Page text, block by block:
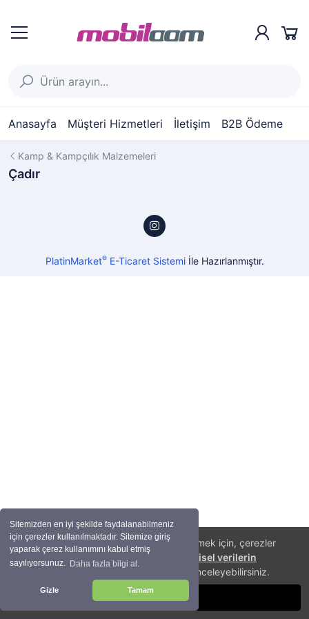
Sitemizden en iyi şekilde faydalanabilmeniz
için çerezler kullanılmaktadır. Sitemize giriş
yaparak çerez kullanımını kabul etmiş
sayılıyorsunuz. Daha fazla bilgi al.
Gizle Tamam
Anasayfa Müşteri Hizmetleri İletişim B2B Ödeme
Size daha iyi bir alışveriş deneyimi sunabilmek için, çerezler
(cookies) kullanıyoruz. Detaylı bilgi için
kişisel verilerin
hakkında aydınlatma metnini inceleyebilirsiniz.
TAMAM
Kamp & Kampçılık Malzemeleri
Çadır
PlatinMarket®E-Ticaret Sistemiİle Hazırlanmıştır.